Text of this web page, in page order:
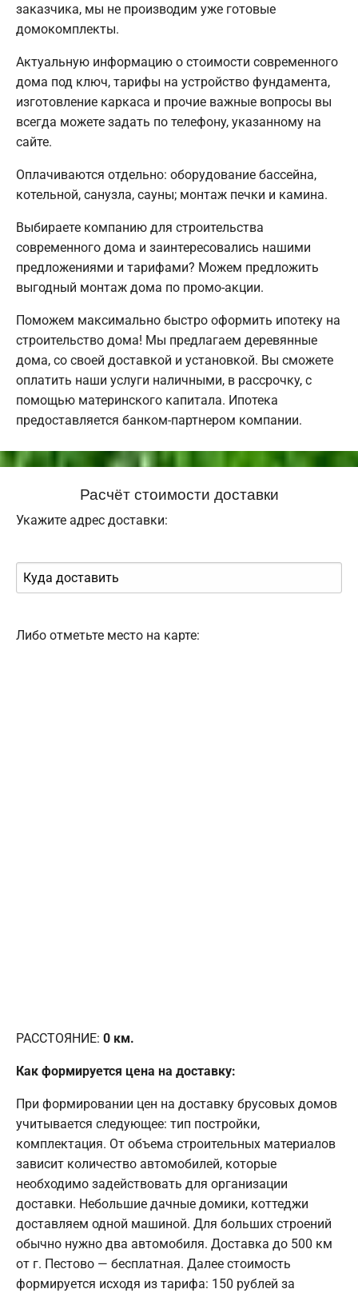
заказчика, мы не производим уже готовые
домокомплекты.
Актуальную информацию о стоимости современного
дома под ключ, тарифы на устройство фундамента,
изготовление каркаса и прочие важные вопросы вы
всегда можете задать по телефону, указанному на
сайте.
Оплачиваются отдельно: оборудование бассейна,
котельной, санузла, сауны; монтаж печки и камина.
Выбираете компанию для строительства
современного дома и заинтересовались нашими
предложениями и тарифами? Можем предложить
выгодный монтаж дома по промо-акции.
Поможем максимально быстро оформить ипотеку на
строительство дома! Мы предлагаем деревянные
дома, со своей доставкой и установкой. Вы сможете
оплатить наши услуги наличными, в рассрочку, с
помощью материнского капитала. Ипотека
предоставляется банком-партнером компании.
Расчёт стоимости доставки
Укажите адрес доставки:
Либо отметьте место на карте:
РАССТОЯНИЕ: 0 км.
Как формируется цена на доставку:
При формировании цен на доставку брусовых домов
учитывается следующее: тип постройки,
комплектация. От объема строительных материалов
зависит количество автомобилей, которые
необходимо задействовать для организации
доставки. Небольшие дачные домики, коттеджи
доставляем одной машиной. Для больших строений
обычно нужно два автомобиля. Доставка до 500 км
от г. Пестово — бесплатная. Далее стоимость
формируется исходя из тарифа: 150 рублей за